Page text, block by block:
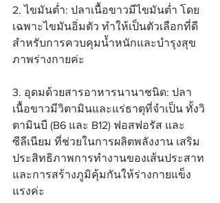
2. ไขมันต่ำ: ปลาเนื้อขาวมีไขมันต่ำ โดย
เฉพาะไขมันอิ่มตัว ทำให้เป็นตัวเลือกที่ดี
สำหรับการควบคุมน้ำหนักและบำรุงสุข
ภาพร่างกายค่ะ
3. อุดมด้วยสารอาหารนานาชนิด: ปลา
เนื้อขาวมีวิตามินและแร่ธาตุที่จำเป็น ทั้งวิ
ตามินบี (B6 และ B12) ฟอสฟอรัส และ
ซีลีเนียม ที่ช่วยในการผลิตพลังงาน เสริม
ประสิทธิภาพการทำงานของเส้นประสาท
และการสร้างภูมิคุ้มกันให้ร่างกายแข็ง
แรงค่ะ